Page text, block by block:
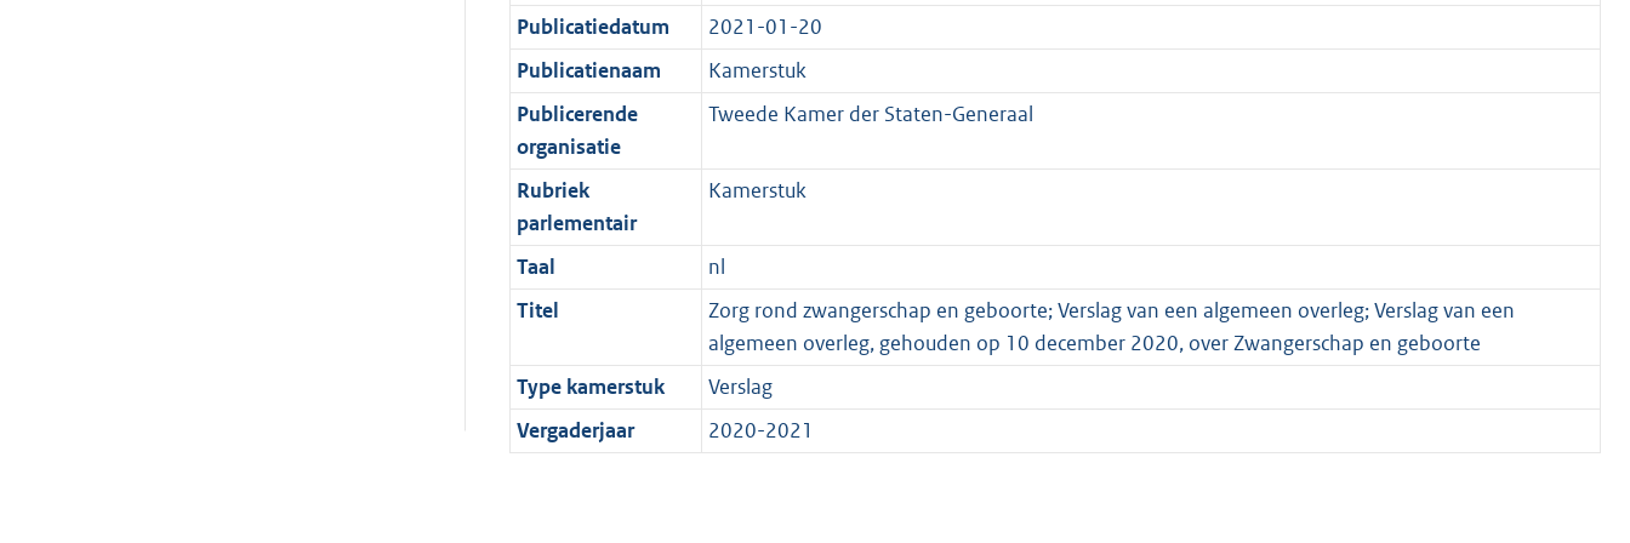
Publicatiedatum
2021-01-20
Publicatienaam
Kamerstuk
Publicerende
organisatie
Tweede Kamer der Staten-Generaal
Rubriek
parlementair
Kamerstuk
Taal
nl
Titel
Zorg rond zwangerschap en geboorte; Verslag van een algemeen overleg; Verslag van een
algemeen overleg, gehouden op 10 december 2020, over Zwangerschap en geboorte
Type kamerstuk
Verslag
Vergaderjaar
2020-2021